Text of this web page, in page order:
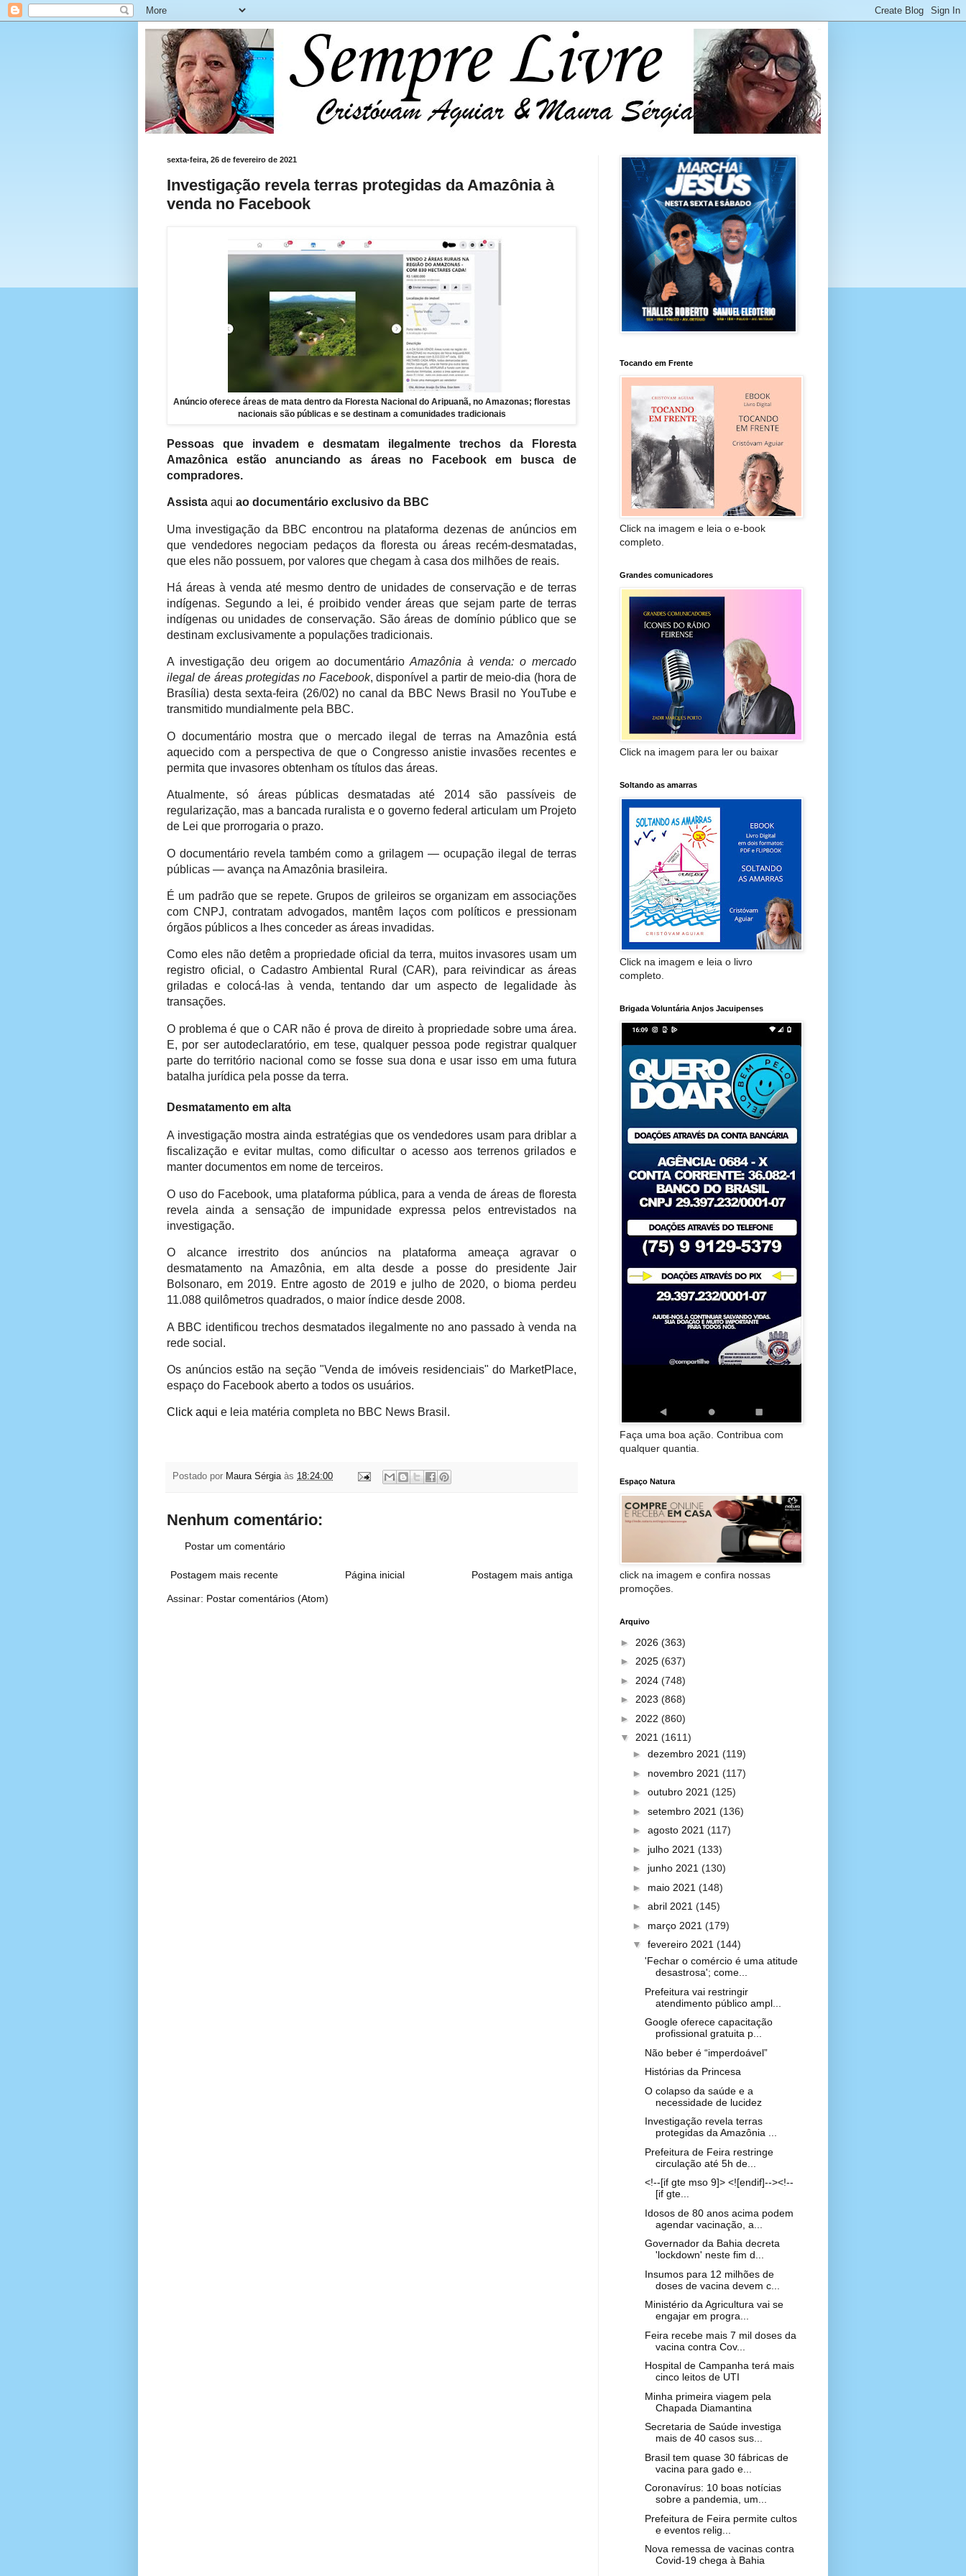
sexta-feira, 26 de fevereiro de 2021
Investigação revela terras protegidas da Amazônia à
venda no Facebook
Anúncio oferece áreas de mata dentro da Floresta Nacional do Aripuanã, no Amazonas; florestas
nacionais são públicas e se destinam a comunidades tradicionais
Pessoas que invadem e desmatam ilegalmente trechos da Floresta
Amazônica estão anunciando as áreas no Facebook em busca de
compradores.
Assista aqui ao documentário exclusivo da BBC
Uma investigação da BBC encontrou na plataforma dezenas de anúncios em
que vendedores negociam pedaços da floresta ou áreas recém-desmatadas,
que eles não possuem, por valores que chegam à casa dos milhões de reais.
Há áreas à venda até mesmo dentro de unidades de conservação e de terras
indígenas. Segundo a lei, é proibido vender áreas que sejam parte de terras
indígenas ou unidades de conservação. São áreas de domínio público que se
destinam exclusivamente a populações tradicionais.
A investigação deu origem ao documentárioAmazônia à venda: o mercado
ilegal de áreas protegidas no Facebook, disponível a partir de meio-dia (hora de
Brasília) desta sexta-feira (26/02) no canal da BBC News Brasil no YouTube e
transmitido mundialmente pela BBC.
O documentário mostra que o mercado ilegal de terras na Amazônia está
aquecido com a perspectiva de que o Congresso anistie invasões recentes e
permita que invasores obtenham os títulos das áreas.
Atualmente, só áreas públicas desmatadas até 2014 são passíveis de
regularização, mas a bancada ruralista e o governo federal articulam um Projeto
de Lei que prorrogaria o prazo.
O documentário revela também como a grilagem — ocupação ilegal de terras
públicas — avança na Amazônia brasileira.
É um padrão que se repete. Grupos de grileiros se organizam em associações
com CNPJ, contratam advogados, mantêm laços com políticos e pressionam
órgãos públicos a lhes conceder as áreas invadidas.
Como eles não detêm a propriedade oficial da terra, muitos invasores usam um
registro oficial, o Cadastro Ambiental Rural (CAR), para reivindicar as áreas
griladas e colocá-las à venda, tentando dar um aspecto de legalidade às
transações.
O problema é que o CAR não é prova de direito à propriedade sobre uma área.
E, por ser autodeclaratório, em tese, qualquer pessoa pode registrar qualquer
parte do território nacional como se fosse sua dona e usar isso em uma futura
batalha jurídica pela posse da terra.
Desmatamento em alta
A investigação mostra ainda estratégias que os vendedores usam para driblar a
fiscalização e evitar multas, como dificultar o acesso aos terrenos grilados e
manter documentos em nome de terceiros.
O uso do Facebook, uma plataforma pública, para a venda de áreas de floresta
revela ainda a sensação de impunidade expressa pelos entrevistados na
investigação.
O alcance irrestrito dos anúncios na plataforma ameaça agravar o
desmatamento na Amazônia, em alta desde a posse do presidente Jair
Bolsonaro, em 2019. Entre agosto de 2019 e julho de 2020, o bioma perdeu
11.088 quilômetros quadrados, o maior índice desde 2008.
A BBC identificou trechos desmatados ilegalmente no ano passado à venda na
rede social.
Os anúncios estão na seção "Venda de imóveis residenciais" do MarketPlace,
espaço do Facebook aberto a todos os usuários.
Click aqui e leia matéria completa no BBC News Brasil.
Postado por Maura Sérgia às 18:24:00
Nenhum comentário:
Postar um comentário
Postagem mais recente Postagem mais antiga
Página inicial
Assinar: Postar comentários (Atom)
Tocando em Frente
Click na imagem e leia o e-book
completo.
Grandes comunicadores
Click na imagem para ler ou baixar
Soltando as amarras
Click na imagem e leia o livro
completo.
Brigada Voluntária Anjos Jacuipenses
Faça uma boa ação. Contribua com
qualquer quantia.
Espaço Natura
click na imagem e confira nossas
promoções.
Arquivo
► 2026 (363)
► 2025 (637)
► 2024 (748)
► 2023 (868)
► 2022 (860)
▼ 2021 (1611)
► dezembro 2021 (119)
► novembro 2021 (117)
► outubro 2021 (125)
► setembro 2021 (136)
► agosto 2021 (117)
► julho 2021 (133)
► junho 2021 (130)
► maio 2021 (148)
► abril 2021 (145)
► março 2021 (179)
▼ fevereiro 2021 (144)
'Fechar o comércio é uma atitude
desastrosa'; come...
Prefeitura vai restringir
atendimento público ampl...
Google oferece capacitação
profissional gratuita p...
Não beber é “imperdoável”
Histórias da Princesa
O colapso da saúde e a
necessidade de lucidez
Investigação revela terras
protegidas da Amazônia ...
Prefeitura de Feira restringe
circulação até 5h de...
<!--[if gte mso 9]> <![endif]--><!--
[if gte...
Idosos de 80 anos acima podem
agendar vacinação, a...
Governador da Bahia decreta
'lockdown' neste fim d...
Insumos para 12 milhões de
doses de vacina devem c...
Ministério da Agricultura vai se
engajar em progra...
Feira recebe mais 7 mil doses da
vacina contra Cov...
Hospital de Campanha terá mais
cinco leitos de UTI
Minha primeira viagem pela
Chapada Diamantina
Secretaria de Saúde investiga
mais de 40 casos sus...
Brasil tem quase 30 fábricas de
vacina para gado e...
Coronavírus: 10 boas notícias
sobre a pandemia, um...
Prefeitura de Feira permite cultos
e eventos relig...
Nova remessa de vacinas contra
Covid-19 chega à Bahia